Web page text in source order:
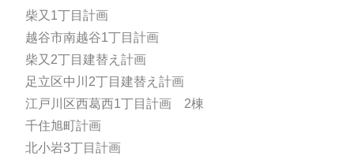
柴又1丁目計画
越谷市南越谷1丁目計画
柴又2丁目建替え計画
足立区中川2丁目建替え計画
江戸川区西葛西1丁目計画 2棟
千住旭町計画
北小岩3丁目計画